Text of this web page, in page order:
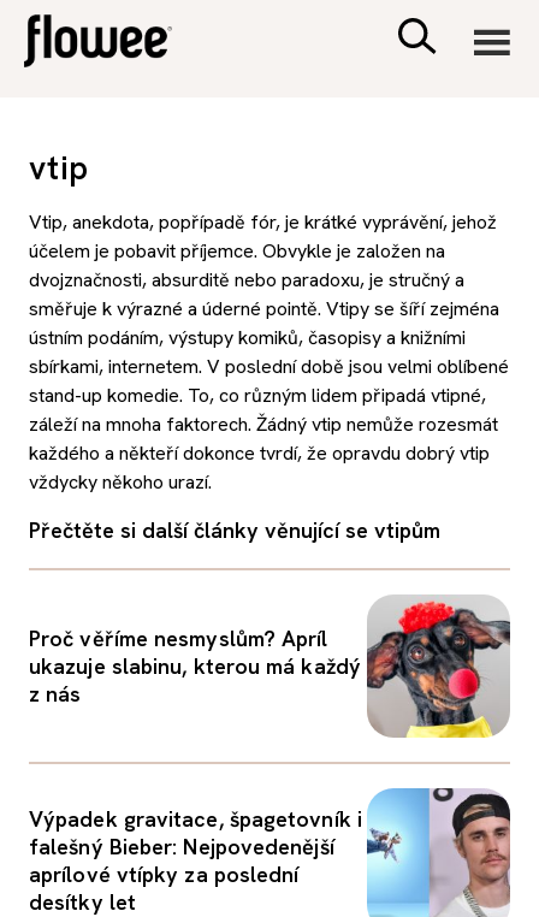
PSYCHOLOGIE
RODINA A DĚTI
SEX A VZTAHY
vtip
Vtip, anekdota, popřípadě fór, je krátké vyprávění, jehož
účelem je pobavit příjemce. Obvykle je založen na
dvojznačnosti,absurditě nebo paradoxu, je stručný a
směřuje k výrazné a úderné pointě. Vtipy se šíří zejména
ústním podáním, výstupy komiků, časopisy a knižními
sbírkami, internetem. V poslední době jsou velmi oblíbené
stand-up komedie. To, co různým lidem připadá vtipné,
záleží na mnoha faktorech. Žádný vtip nemůže rozesmát
každého a někteří dokonce tvrdí, že opravdu dobrý vtip
vždycky někoho urazí.
Přečtěte si další články věnující se vtipům
Proč věříme nesmyslům? Apríl
ukazuje slabinu, kterou má každý
z nás
Výpadek gravitace, špagetovník i
falešný Bieber: Nejpovedenější
aprílové vtípky za poslední
desítky let